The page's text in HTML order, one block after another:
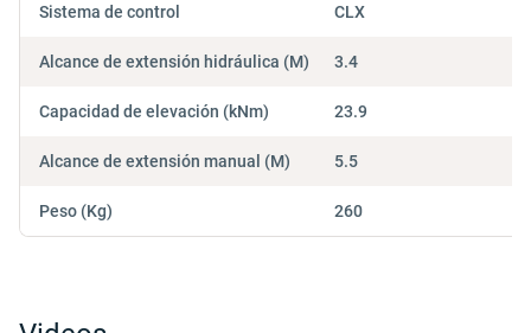
Sistema de control
Alcance de extensión hidráulica (M)
Capacidad de elevación (kNm)
Alcance de extensión manual (M)
Peso (Kg)
CLX
3.4
23.9
5.5
260